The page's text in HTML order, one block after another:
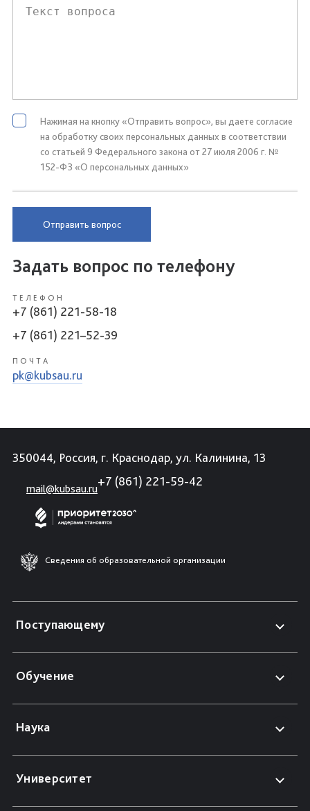
Нажимая на кнопку «Отправить вопрос», вы даете согласие
на обработку своих персональных данных в соответствии
со статьей 9 Федерального закона от 27 июля 2006 г. №
152-ФЗ «О персональных данных»
Отправить вопрос
Задать вопрос по телефону
ТЕЛЕФОН
+7 (861) 221-58-18
+7 (861) 221–52-39
ПОЧТА
pk@kubsau.ru
350044, Россия, г. Краснодар, ул. Калинина, 13
mail@kubsau.ru
+7 (861) 221-59-42
Сведения об образовательной организации
Поступающему
Обучение
Наука
Университет